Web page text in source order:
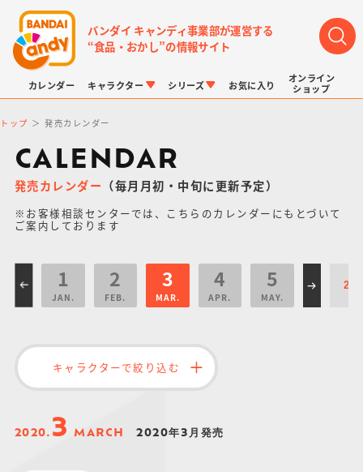
バンダイ キャンディ事業部が運営する
“食品・おかし”の情報サイト
カレンダー キャラクター
LINK TRAVELERS
仮面ライダーシリー
ズ
プリキュアシリーズ
ガンダムシリーズ
ドラゴンボール
シリーズ
チョコボックス
キャラパキ
チョコサプ
にふぉるめーしょん
＆スクエアシール
ポケモンキッズ
お気に入り
オンライン
ショップ
トップ 発売カレンダー
CALENDAR
発売カレンダー （毎月月初・中旬に更新予定）
※お客様相談センターでは、こちらのカレンダーにもとづいて
ご案内しております
1
JAN.
2
FEB.
3
MAR.
4
APR.
5
MAY.
キャラクターで絞り込む
2020. 3 MARCH 2020年3月発売